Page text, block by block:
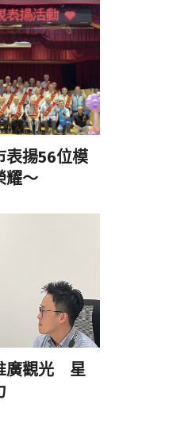
表揚56位模
耀～
廣觀光 星